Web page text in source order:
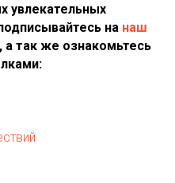
увлекательных
на наш
, а так же ознакомьтесь